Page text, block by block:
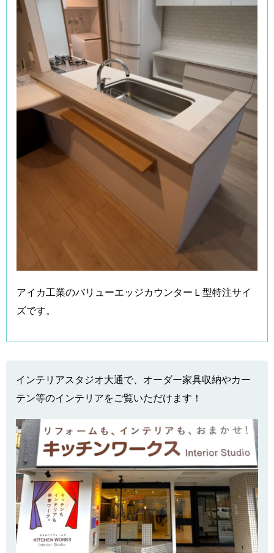
アイカ工業のバリューエッジカウンターＬ型特注サイ
ズです。
インテリアスタジオ大通で、オーダー家具収納やカー
テン等のインテリアをご覧いただけます！